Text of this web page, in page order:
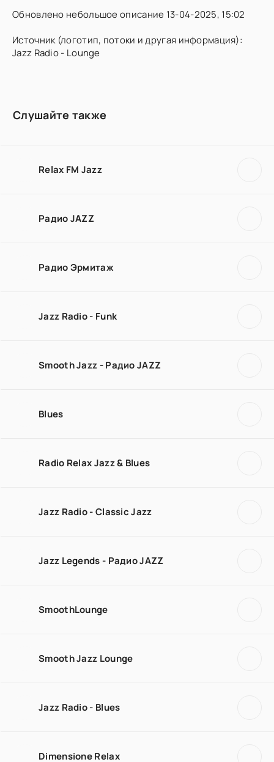
Обновлено небольшое описание 13-04-2025, 15:02
Источник (логотип, потоки и другая информация):
Jazz Radio - Lounge
Слушайте также
Relax FM Jazz
Радио JAZZ
Радио Эрмитаж
Jazz Radio - Funk
Smooth Jazz - Радио JAZZ
Blues
Radio Relax Jazz & Blues
Jazz Radio - Classic Jazz
Jazz Legends - Радио JAZZ
SmoothLounge
Smooth Jazz Lounge
Jazz Radio - Blues
Dimensione Relax